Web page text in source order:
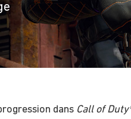
dans Call of